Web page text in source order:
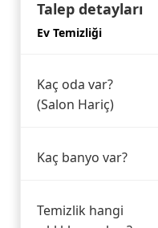
Talep detayları
Ev Temizliği
Kaç oda var?
(Salon Hariç)
Kaç banyo var?
Temizlik hangi